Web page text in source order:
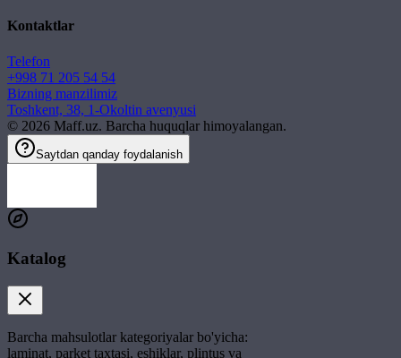
Kontaktlar
Telefon
+998 71 205 54 54
Bizning manzilimiz
Toshkent, 38, 1-Okoltin avenyusi
© 2026 Maff.uz. Barcha huquqlar himoyalangan.
Saytdan qanday foydalanish
Katalog
Barcha mahsulotlar kategoriyalar bo'yicha:
laminat, parket taxtasi, eshiklar, plintus va